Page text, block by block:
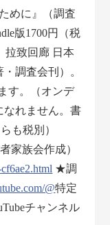
めに』（調査
版1700円（税
致回廊 日本
調査会刊）。
す。（オンデ
なれません。書
も税別）
家族会作成）
★調
@特定
チャンネル